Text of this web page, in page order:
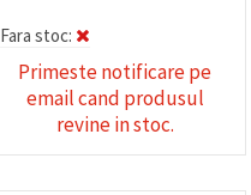
Fara stoc:
Primeste notificare pe
email cand produsul
revine in stoc.